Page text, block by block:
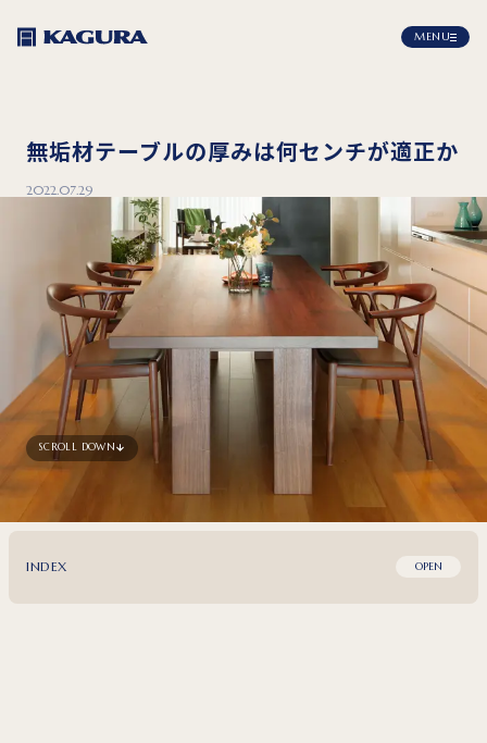
MENU
無垢材テーブルの厚みは何センチが適正か
2022.07.29
SCROLL DOWN
INDEX OPEN